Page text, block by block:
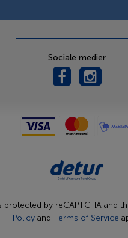
Sociale medier
protected by reCAPTCHA and
Policy and Terms of Service